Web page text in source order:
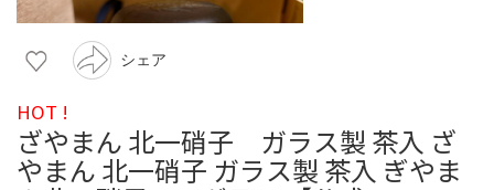
シェア
HOT !
ざやまん 北一硝子 ガラス製 茶入 ざ
やまん 北一硝子 ガラス製 茶入 ぎやま